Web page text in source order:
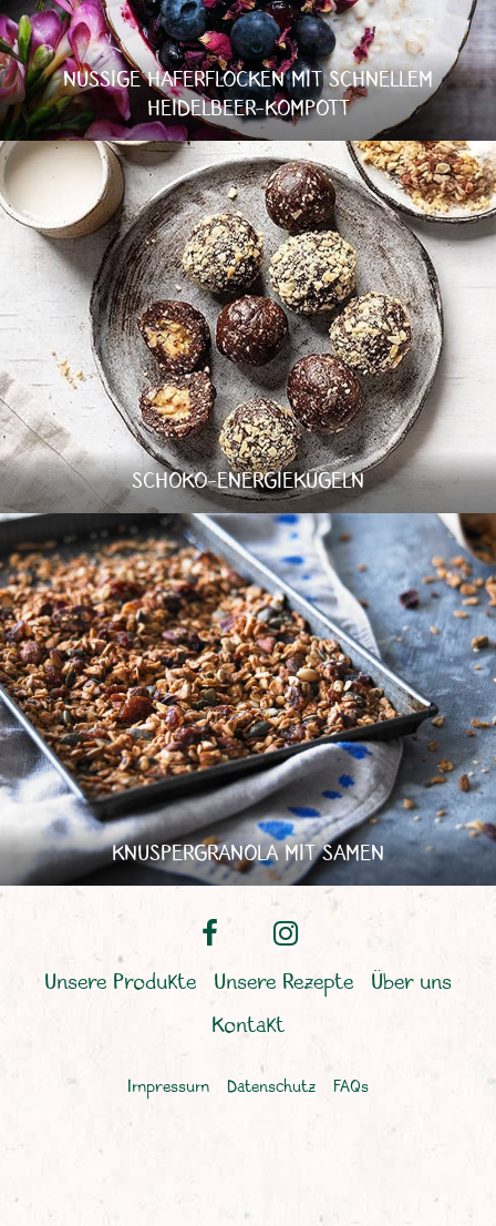
NUSSIGE HAFERFLOCKEN MIT SCHNELLEM
HEIDELBEER-KOMPOTT
SCHOKO-ENERGIEKUGELN
KNUSPERGRANOLA MIT SAMEN
Unsere Produkte Unsere Rezepte
Über uns
Kontakt
Impressum Datenschutz FAQs